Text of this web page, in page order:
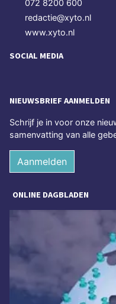
072 8200 600
redactie@xyto.nl
www.xyto.nl
SOCIAL MEDIA
NIEUWSBRIEF AANMELDEN
Schrijf je in voor onze
samenvatting van alle
Aanmelden
ONLINE DAGBLADEN